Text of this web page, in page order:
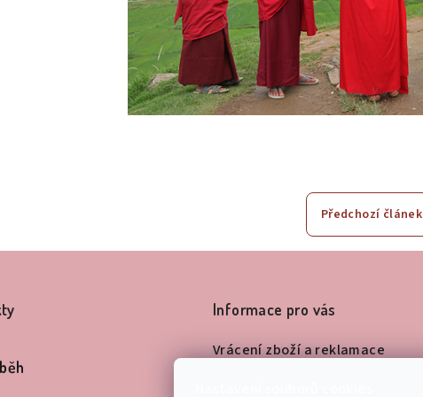
Předchozí článek
Informace pro vás
Vrácení zboží a reklamace